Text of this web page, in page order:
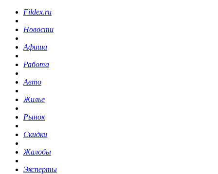
Fildex.ru
Новости
Афиша
Работа
Авто
Жилье
Рынок
Скидки
Жалобы
Эксперты